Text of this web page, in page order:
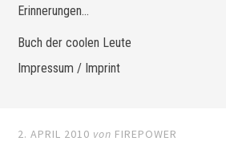
Erinnerungen…
Buch der coolen Leute
Impressum / Imprint
2. APRIL 2010 von FIREPOWER